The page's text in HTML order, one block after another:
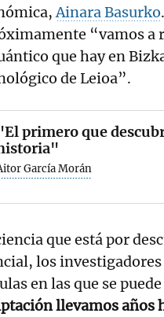
Ainara Basurko
“vamos a
que hay en
de Leioa”.
primero que
García Morán
que está por
los
en las que se
llevamos años